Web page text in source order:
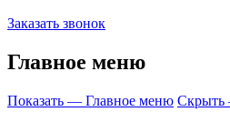
Заказать звонок
Главное меню
Показать — Главное меню Скрыть